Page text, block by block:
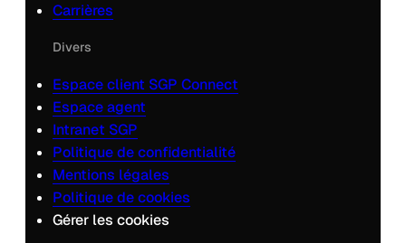
Carrières
Divers
Espace client SGP Connect
Espace agent
Intranet SGP
Politique de confidentialité
Mentions légales
Politique de cookies
Gérer les cookies